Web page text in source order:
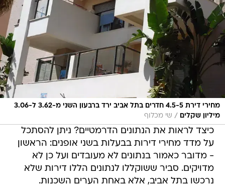
מחירי דירת 4.5-5 חדרים בתל אביב ירד ברבעון השני מ-3.62 ל-3.06
מיליון שקלים
/ שי מכלוף
כיצד לראות את הנתונים הדרמטיים? ניתן להסתכל
על מדד מחירי דירות בבעלות בשני אופנים: הראשון
- מדובר כאמור בנתונים לא מעובדים ועל כן לא
מדויקים. סביר ששוקללו לנתונים הללו דירות שלא
נרכשו בתל אביב, אלא באחת הערים השכנות.